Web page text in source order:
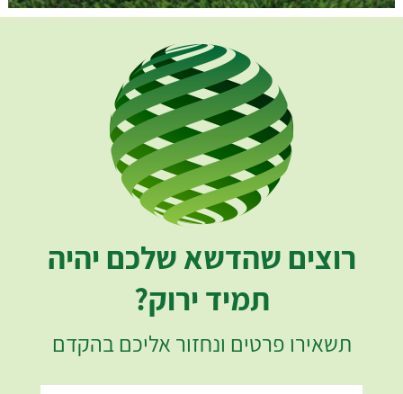
רוצים שהדשא שלכם יהיה
תמיד ירוק?
תשאירו פרטים ונחזור אליכם בהקדם